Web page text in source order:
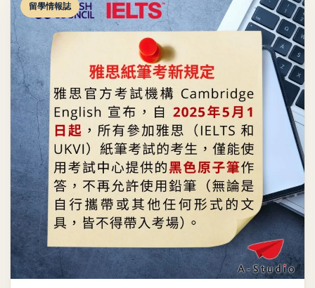
留學情報誌